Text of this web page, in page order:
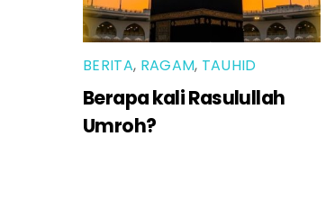
BERITA, RAGAM, TAUHID
Berapa kali Rasulullah
Umroh?